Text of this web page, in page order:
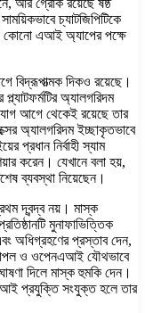
চ্যাটজিপিটিকে
কোনো এআই অ্যাপের পক্ষে
বিদ্রূপাত্মক দিকও রয়েছে।
অ্যালগরিদম
আগে থেকেই রয়েছে তার
অ্যালগরিদম ইচ্ছাকৃতভাবে
প্রধান নির্বাহী স্যাম
করেন। যেখানে বলা হয়,
ব্যবস্থা নিয়েছেন।
দ্বন্দ্ব নয়। মাস্ক
মুনাফাভিত্তিক
অধিগ্রহণের প্রস্তাব দেন,
ও ওপেনএআই যৌথভাবে
দিলে মাস্ক হুমকি দেন।
প্রযুক্তি সংযুক্ত হলে তার